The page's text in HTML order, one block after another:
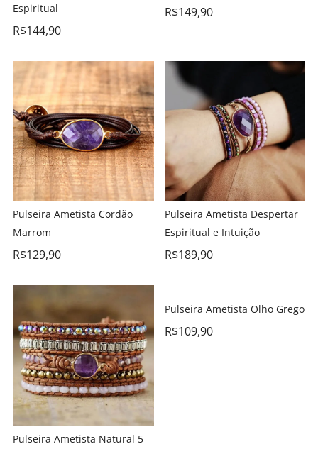
Espiritual
R$144,90
R$149,90
Pulseira Ametista Cordão
Marrom
R$129,90
Pulseira Ametista Despertar
Espiritual e Intuição
R$189,90
Pulseira Ametista Natural 5
Pulseira Ametista Olho Grego
R$109,90